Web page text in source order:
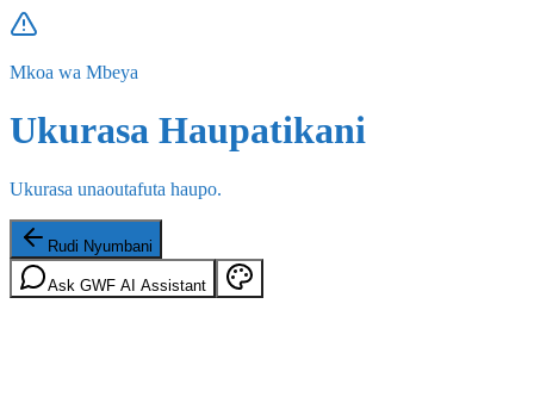
Mkoa wa Mbeya
Ukurasa Haupatikani
Ukurasa unaoutafuta haupo.
Rudi Nyumbani
Ask GWF AI Assistant